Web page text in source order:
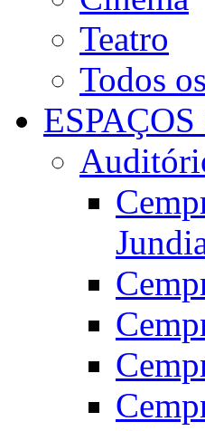
Teatro
Todos